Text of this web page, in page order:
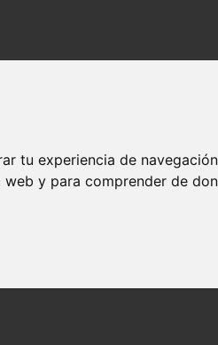
tu experiencia de
y para comprender de